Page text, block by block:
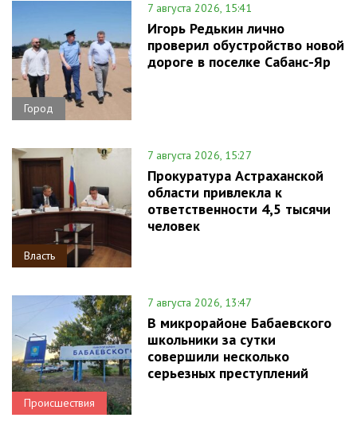
Город
7 августа 2026, 15:41
Игорь Редькин лично
проверил обустройство новой
дороге в поселке Сабанс-Яр
Власть
7 августа 2026, 15:27
Прокуратура Астраханской
области привлекла к
ответственности 4,5 тысячи
человек
Происшествия
7 августа 2026, 13:47
В микрорайоне Бабаевского
школьники за сутки
совершили несколько
серьезных преступлений